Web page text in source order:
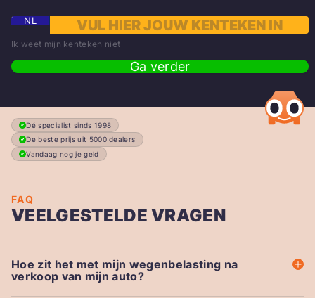
NL
Ik weet mijn kenteken niet
Ga verder
Dé specialist sinds 1998
De beste prijs uit 5000 dealers
Vandaag nog je geld
FAQ
VEELGESTELDE VRAGEN
Hoe zit het met mijn wegenbelasting na
verkoop van mijn auto?